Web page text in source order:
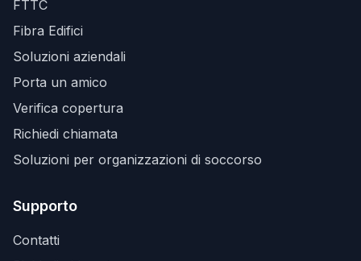
FTTC
Fibra Edifici
Soluzioni aziendali
Porta un amico
Verifica copertura
Richiedi chiamata
Soluzioni per organizzazioni di soccorso
Supporto
Contatti